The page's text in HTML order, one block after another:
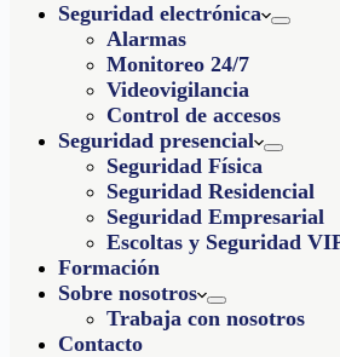
Seguridad electrónica
Alarmas
Monitoreo 24/7
Videovigilancia
Control de accesos
Seguridad presencial
Seguridad Física
Seguridad Residencial
Seguridad Empresarial
Escoltas y Seguridad
Formación
Sobre nosotros
Trabaja con nosotros
Contacto